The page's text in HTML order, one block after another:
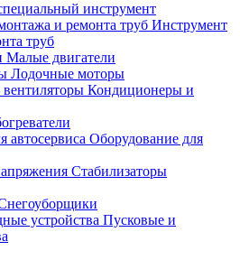
инструмент
Инструмент
труб
Малые двигатели
Лодочные моторы
Кондиционеры и
Оборудование для
Стабилизаторы
Пусковые и